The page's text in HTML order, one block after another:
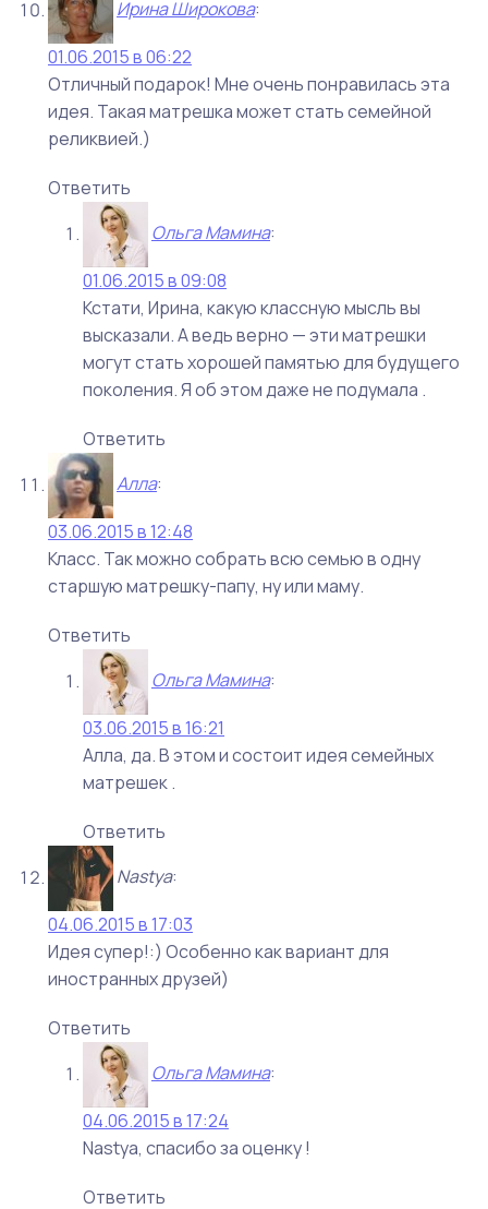
Ирина Широкова:
01.06.2015 в 06:22
Отличный подарок! Мне очень понравилась эта
идея. Такая матрешка может стать семейной
реликвией.)
Ответить
Ольга Мамина:
01.06.2015 в 09:08
Кстати, Ирина, какую классную мысль вы
высказали. А ведь верно — эти матрешки
могут стать хорошей памятью для будущего
поколения. Я об этом даже не подумала .
Ответить
Алла:
03.06.2015 в 12:48
Класс. Так можно собрать всю семью в одну
старшую матрешку-папу, ну или маму.
Ответить
Ольга Мамина:
03.06.2015 в 16:21
Алла, да. В этом и состоит идея семейных
матрешек .
Ответить
Nastya:
04.06.2015 в 17:03
Идея супер!:) Особенно как вариант для
иностранных друзей)
Ответить
Ольга Мамина:
04.06.2015 в 17:24
Nastya, спасибо за оценку !
Ответить